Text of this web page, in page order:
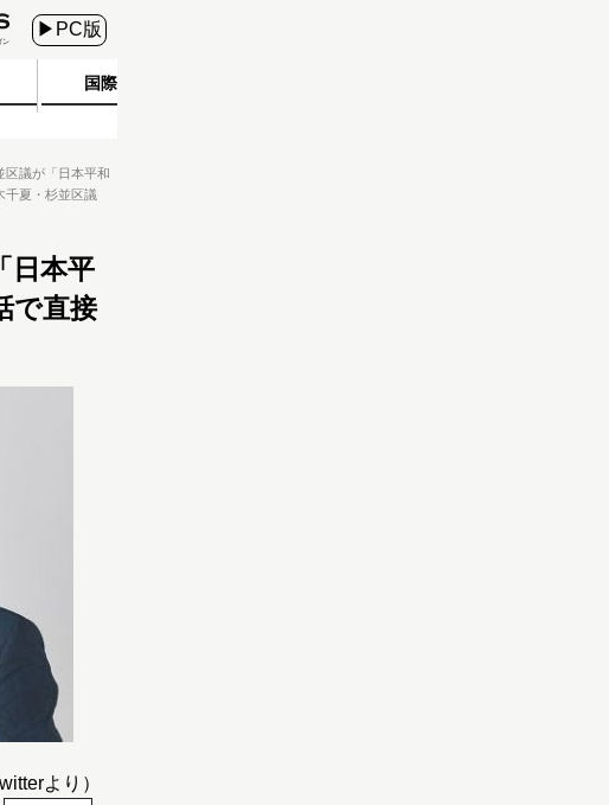
▶PC版
国際
区議が「日本平和
千夏・杉並区議
日本平
で直接
より）